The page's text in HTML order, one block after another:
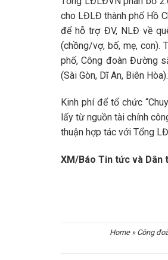
cho LĐLĐ thành phố Hồ
để hỗ trợ ĐV, NLĐ về
(chồng/vợ, bố, mẹ, con).
phố, Công đoàn Đường
(Sài Gòn, Dĩ An, Biên
Kinh phí để tổ chức
lấy từ nguồn tài chính
thuận hợp tác với Tổng
XM/Báo Tin tức và Dân
Home» Công